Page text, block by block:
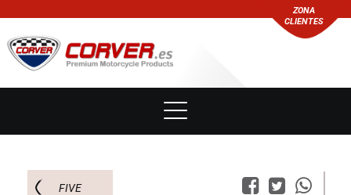
ZONA
CLIENTES
FIVE